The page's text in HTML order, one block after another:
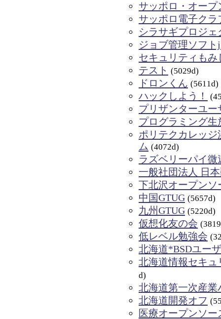
サッポロ・オープ
サッポロ電子クラ
シラサギプロジェ
ジョブ管理ソフ
セキュリティもみ
テスト (5029d)
ドロンくん (5611d)
ハックしよう！
プリザンターユー
プログラミング生
ポリテクカレッ
ム (4072d)
ラズベリーパイ微
一般社団法人 日
下北沢オープンソ
中国GTUG (5657d)
九州GTUG (5220d)
仮想化友の会
低レベル勉強会
北海道*BSDユー
北海道情報セキ
d)
北海道第一次産業
北海道開発オフ
医療オープンソ